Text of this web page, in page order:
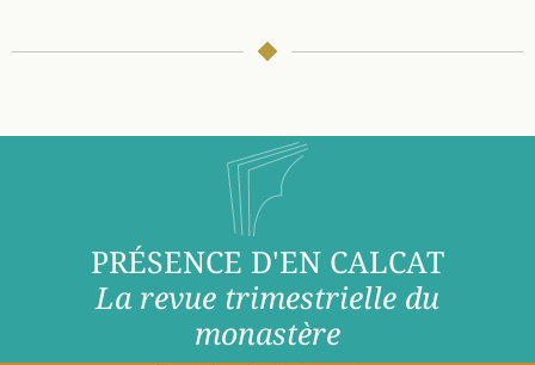
PRÉSENCE D'EN CALCAT
La revue trimestrielle du
monastère